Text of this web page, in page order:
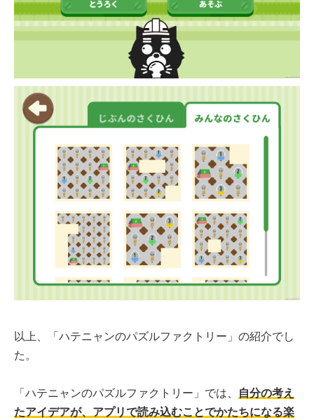
以上、「ハテニャンのパズルファクトリー」の紹介でし
た。
「ハテニャンのパズルファクトリー」では、
自分の考え
たアイデアが、アプリで読み込むことでかたちになる楽